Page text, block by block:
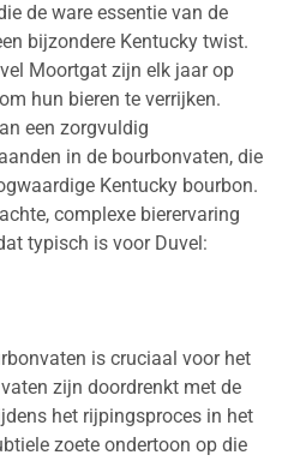
de ware essentie van de
bijzondere Kentucky twist.
Moortgat zijn elk jaar op
hun bieren te verrijken.
een zorgvuldig
in de bourbonvaten, die
Kentucky bourbon.
complexe bierervaring
typisch is voor Duvel:
is cruciaal voor het
zijn doordrenkt met de
het rijpingsproces in het
zoete ondertoon op die